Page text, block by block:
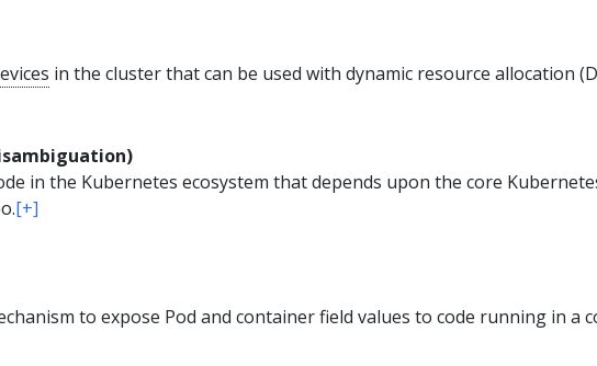
in the cluster that can be used with dynamic resource allocation
in the Kubernetes ecosystem that depends upon the core
[+]
to expose Pod and container field values to code running in a